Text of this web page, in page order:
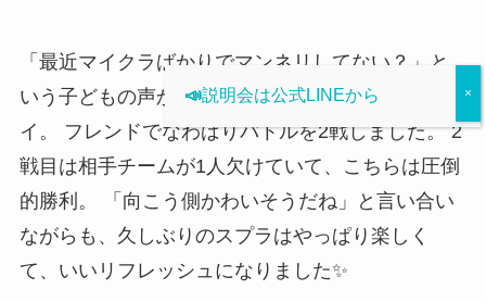
「最近マイクラばかりでマンネリしてない？」と
いう子どもの声から、今日はスプラ3を久々にプレ
イ。 フレンドでなわばりバトルを2戦しました。 2
戦目は相手チームが1人欠けていて、こちらは圧倒
的勝利。 「向こう側かわいそうだね」と言い合い
ながらも、久しぶりのスプラはやっぱり楽しく
て、いいリフレッシュになりました✨️
📣説明会は公式LINEから